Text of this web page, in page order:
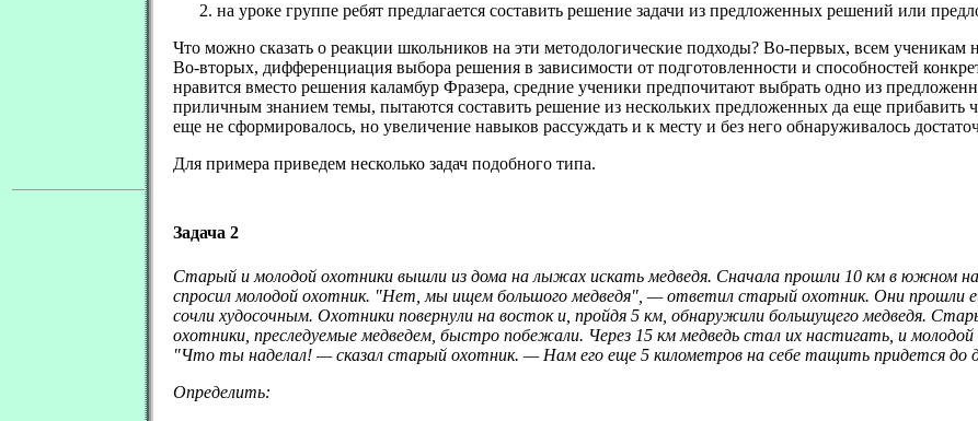
на уроке группе ребят предлагается составить решение задачи из предложенных решений или
Что можно сказать о реакции школьников на эти методологические подходы? Во-первых, всем ученикам
Во-вторых, дифференциация выбора решения в зависимости от подготовленности и способностей
нравится вместо решения каламбур Фразера, средние ученики предпочитают выбрать одно из
приличным знанием темы, пытаются составить решение из нескольких предложенных да еще прибавить
еще не сформировалось, но увеличение навыков рассуждать и к месту и без него обнаруживалось
Для примера приведем несколько задач подобного типа.
Задача 2
Старый и молодой охотники вышли из дома на лыжах искать медведя. Сначала прошли 10 км в южном
спросил молодой охотник. "Нет, мы ищем большого медведя", — ответил старый охотник. Они прошли
сочли худосочным. Охотники повернули на восток и, пройдя 5 км, обнаружили большущего медведя.
охотники, преследуемые медведем, быстро побежали. Через 15 км медведь стал их настигать, и
"Что ты наделал! — сказал старый охотник. — Нам его еще 5 километров на себе тащить придется до
Определить: